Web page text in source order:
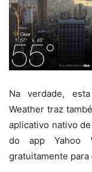
Na verdade,
Weather traz
aplicativo nativo
do app Yahoo
gratuitamente para